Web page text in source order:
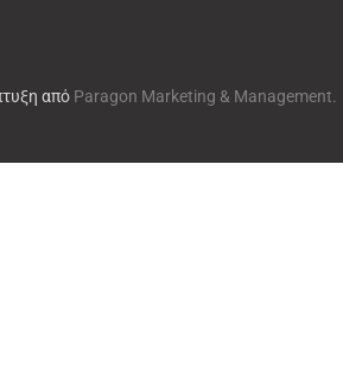
από Paragon Marketing & Management.